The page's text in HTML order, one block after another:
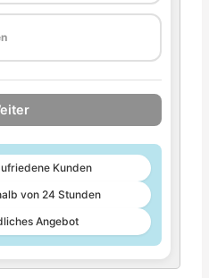
Kunden
von 24 Stunden
Angebot